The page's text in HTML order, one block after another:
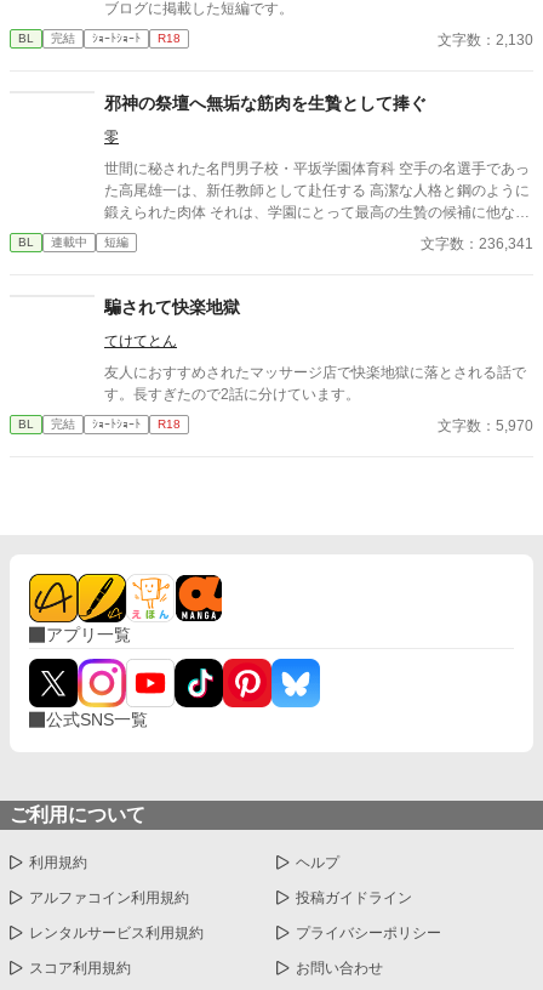
ブログに掲載した短編です。
BL 完結 ｼｮｰﾄｼｮｰﾄ R18 文字数：2,130
邪神の祭壇へ無垢な筋肉を生贄として捧ぐ
零
世間に秘された名門男子校・平坂学園体育科 空手の名選手であっ
た高尾雄一は、新任教師として赴任する 高潔な人格と鋼のように
鍛えられた肉体 それは、学園にとって最高の生贄の候補に他なら
なかった 至高の筋肉を持つ、精神を削られ意志をなくした青年を
太古の神に捧げるため、“水”、“風”、“土”の信奉者達が暗躍する 意
校で繰り広げられるダークファンタジー
BL 連載中 短編 文字数：236,341
騙されて快楽地獄
てけてとん
友人におすすめされたマッサージ店で快楽地獄に落とされる話で
す。長すぎたので2話に分けています。
BL 完結 ｼｮｰﾄｼｮｰﾄ R18 文字数：5,970
アプリ一覧
公式SNS一覧
ご利用について
利用規約 ヘルプ
アルファコイン利用規約 投稿ガイドライン
レンタルサービス利用規約 プライバシーポリシー
スコア利用規約 お問い合わせ